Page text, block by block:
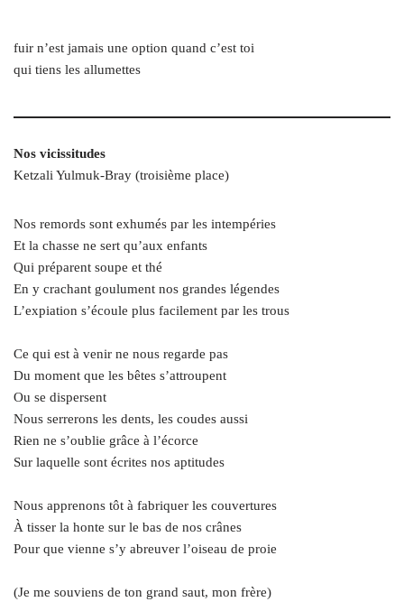
fuir n’est jamais une option quand c’est toi
qui tiens les allumettes
Nos vicissitudes
Ketzali Yulmuk-Bray (troisième place)
Nos remords sont exhumés par les intempéries
Et la chasse ne sert qu’aux enfants
Qui préparent soupe et thé
En y crachant goulument nos grandes légendes
L’expiation s’écoule plus facilement par les trous
Ce qui est à venir ne nous regarde pas
Du moment que les bêtes s’attroupent
Ou se dispersent
Nous serrerons les dents, les coudes aussi
Rien ne s’oublie grâce à l’écorce
Sur laquelle sont écrites nos aptitudes
Nous apprenons tôt à fabriquer les couvertures
À tisser la honte sur le bas de nos crânes
Pour que vienne s’y abreuver l’oiseau de proie
(Je me souviens de ton grand saut, mon frère)